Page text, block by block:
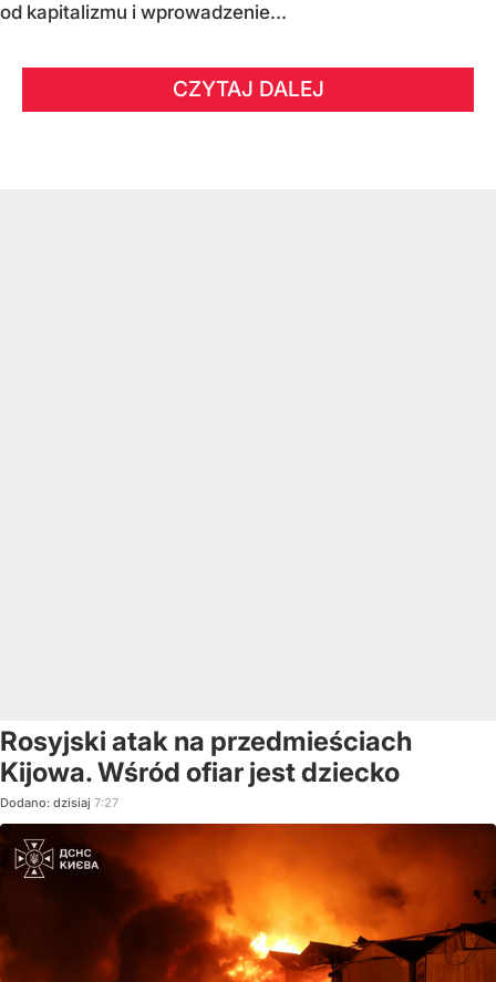
od kapitalizmu i wprowadzenie...
CZYTAJ DALEJ
Rosyjski atak na przedmieściach
Kijowa. Wśród ofiar jest dziecko
Dodano: dzisiaj 7:27